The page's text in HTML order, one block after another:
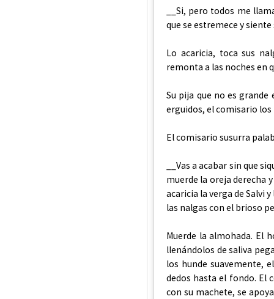
__Si, pero todos me
que se estremece y
Lo acaricia, toca sus
remonta a las noches en
Su pija que no es grande
erguidos, el comisario
El comisario susurra
__Vas a acabar sin que
muerde la oreja derecha
acaricia la verga de Salvi
las nalgas con el brioso
Muerde la almohada. El
llenándolos de saliva
los hunde suavemente,
dedos hasta el fondo. El
con su machete, se